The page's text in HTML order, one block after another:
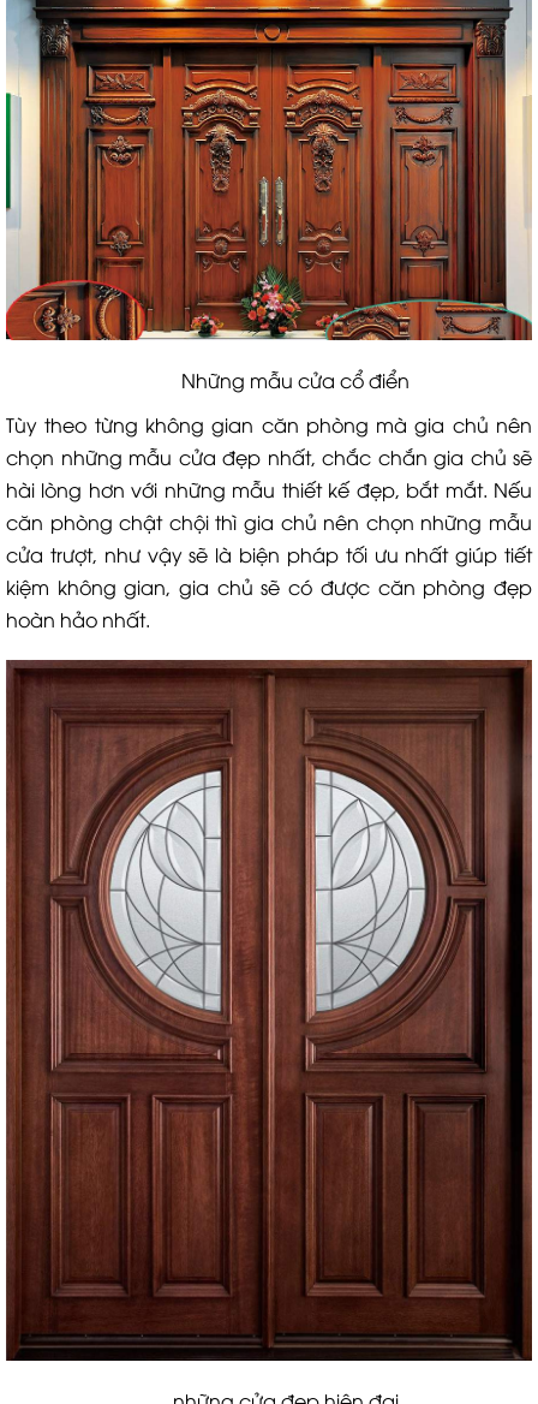
Những mẫu cửa cổ điển
Tùy theo từng không gian căn phòng mà gia chủ nên
chọn những mẫu cửa đẹp nhất, chắc chắn gia chủ sẽ
hài lòng hơn với những mẫu thiết kế đẹp, bắt mắt. Nếu
căn phòng chật chội thì gia chủ nên chọn những mẫu
cửa trượt, như vậy sẽ là biện pháp tối ưu nhất giúp tiết
kiệm không gian, gia chủ sẽ có được căn phòng đẹp
hoàn hảo nhất.